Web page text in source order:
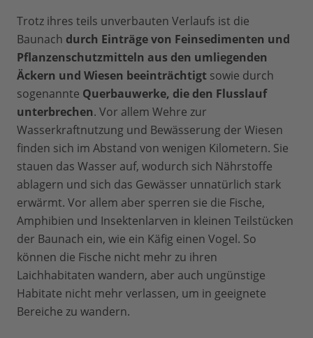
Trotz ihres teils unverbauten Verlaufs ist die
Baunach durch Einträge von Feinsedimenten und
Pflanzenschutzmitteln aus den umliegenden
Äckern und Wiesen beeinträchtigt sowie durch
sogenannte Querbauwerke, die den Flusslauf
unterbrechen. Vor allem Wehre zur
Wasserkraftnutzung und Bewässerung der Wiesen
finden sich im Abstand von wenigen Kilometern. Sie
stauen das Wasser auf, wodurch sich Nährstoffe
ablagern und sich das Gewässer unnatürlich stark
erwärmt. Vor allem aber sperren sie die Fische,
Amphibien und Insektenlarven in kleinen Teilstücken
der Baunach ein, wie ein Käfig einen Vogel. So
können die Fische nicht mehr zu ihren
Laichhabitaten wandern, aber auch ungünstige
Habitate nicht mehr verlassen, um in geeignete
Bereiche zu wandern.